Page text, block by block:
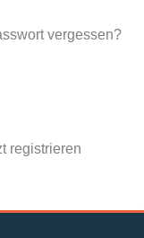
vergessen?
registrieren